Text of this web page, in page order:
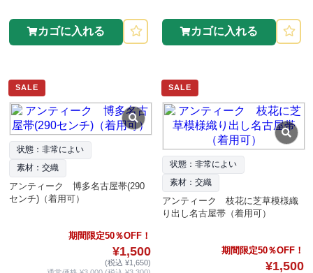
カゴに入れる カゴに入れる
SALE
状態：非常によい
素材：交織
アンティーク 博多名古屋帯(290
センチ)（着用可）
期間限定50％OFF！
¥1,500
(税込 ¥1,650)
SALE
状態：非常によい
素材：交織
アンティーク 枝花に芝草模様織
り出し名古屋帯（着用可）
期間限定50％OFF！
¥1,500